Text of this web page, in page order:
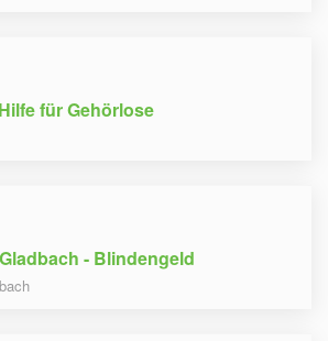
für Gehörlose
- Blindengeld